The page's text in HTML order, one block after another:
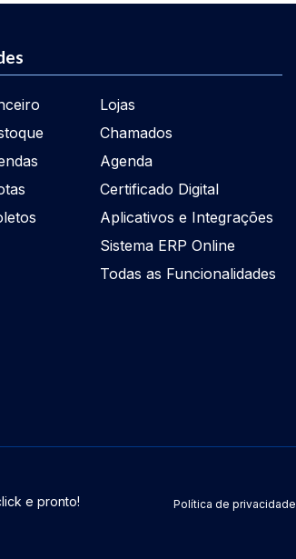
Lojas
Chamados
Agenda
Certificado Digital
Aplicativos e Integrações
Sistema ERP Online
Todas as Funcionalidades
e pronto!
Política de privacidade